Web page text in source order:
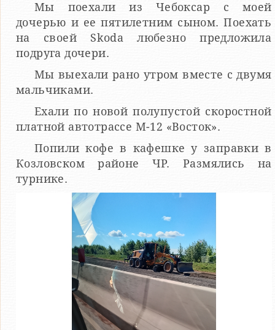
Мы поехали из Чебоксар с моей
дочерью и ее пятилетним сыном. Поехать
на своей Skoda любезно предложила
подруга дочери.
Мы выехали рано утром вместе с двумя
мальчиками.
Ехали по новой полупустой скоростной
платной автотрассе М-12 «Восток».
Попили кофе в кафешке у заправки в
Козловском районе ЧР. Размялись на
турнике.